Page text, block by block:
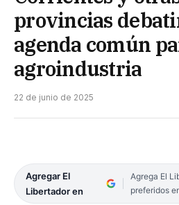
provincias
agenda común
agroindustria
22 de junio de 2025
Agregar El
Libertador en
Agrega El
preferidos